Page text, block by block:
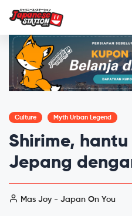
Culture Myth Urban Legend
Shirime,
Jepang
Mas Joy - Japan On You